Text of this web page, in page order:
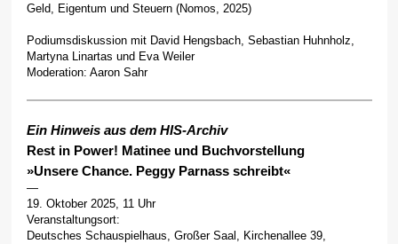
Geld, Eigentum und Steuern (Nomos, 2025)
Podiumsdiskussion mit David Hengsbach, Sebastian Huhnholz,
Martyna Linartas und Eva Weiler
Moderation: Aaron Sahr
Ein Hinweis aus dem HIS-Archiv
Rest in Power! Matinee und Buchvorstellung
»Unsere Chance. Peggy Parnass schreibt«
—
19. Oktober 2025, 11 Uhr
Veranstaltungsort:
Deutsches Schauspielhaus, Großer Saal, Kirchenallee 39,